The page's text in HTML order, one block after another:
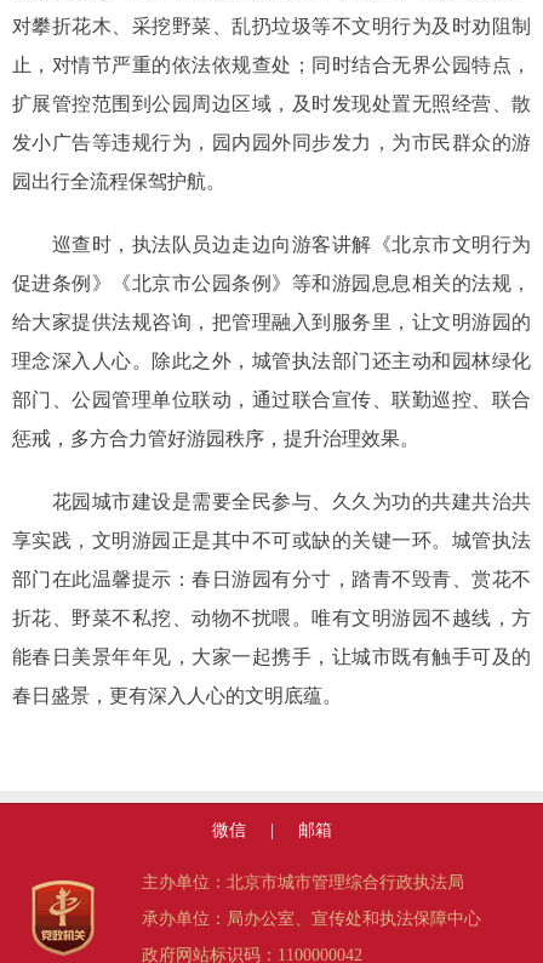
对攀折花木、采挖野菜、乱扔垃圾等不文明行为及时劝阻制
止，对情节严重的依法依规查处；同时结合无界公园特点，
扩展管控范围到公园周边区域，及时发现处置无照经营、散
发小广告等违规行为，园内园外同步发力，为市民群众的游
园出行全流程保驾护航。
巡查时，执法队员边走边向游客讲解《北京市文明行为
促进条例》《北京市公园条例》等和游园息息相关的法规，
给大家提供法规咨询，把管理融入到服务里，让文明游园的
理念深入人心。除此之外，城管执法部门还主动和园林绿化
部门、公园管理单位联动，通过联合宣传、联勤巡控、联合
惩戒，多方合力管好游园秩序，提升治理效果。
花园城市建设是需要全民参与、久久为功的共建共治共
享实践，文明游园正是其中不可或缺的关键一环。城管执法
部门在此温馨提示：春日游园有分寸，踏青不毁青、赏花不
折花、野菜不私挖、动物不扰喂。唯有文明游园不越线，方
能春日美景年年见，大家一起携手，让城市既有触手可及的
春日盛景，更有深入人心的文明底蕴。
微信 邮箱
主办单位：北京市城市管理综合行政执法局
承办单位：局办公室、宣传处和执法保障中心
政府网站标识码：1100000042